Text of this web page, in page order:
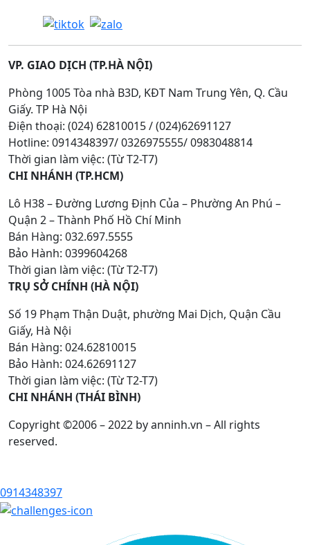
VP. GIAO DỊCH (TP.HÀ NỘI)
Phòng 1005 Tòa nhà B3D, KĐT Nam Trung Yên, Q. Cầu
Giấy. TP Hà Nội
Điện thoại: (024) 62810015 / (024)62691127
Hotline: 0914348397/ 0326975555/ 0983048814
Thời gian làm việc: (Từ T2-T7)
CHI NHÁNH (TP.HCM)
Lô H38 – Đường Lương Định Của – Phường An Phú –
Quận 2 – Thành Phố Hồ Chí Minh
Bán Hàng: 032.697.5555
Bảo Hành: 0399604268
Thời gian làm việc: (Từ T2-T7)
TRỤ SỞ CHÍNH (HÀ NỘI)
Số 19 Phạm Thận Duật, phường Mai Dịch, Quận Cầu
Giấy, Hà Nội
Bán Hàng: 024.62810015
Bảo Hành: 024.62691127
Thời gian làm việc: (Từ T2-T7)
CHI NHÁNH (THÁI BÌNH)
Copyright ©2006 – 2022 by anninh.vn – All rights
reserved.
0914348397